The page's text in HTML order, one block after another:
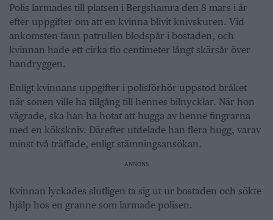
Polis larmades till platsen i Bergshamra den 8 mars i år
efter uppgifter om att en kvinna blivit knivskuren. Vid
ankomsten fann patrullen blodspår i bostaden, och
kvinnan hade ett cirka tio centimeter långt skärsår över
handryggen.
Enligt kvinnans uppgifter i polisförhör uppstod bråket
när sonen ville ha tillgång till hennes bilnycklar. När hon
vägrade, ska han ha hotat att hugga av henne fingrarna
med en kökskniv. Därefter utdelade han flera hugg, varav
minst två träffade, enligt stämningsansökan.
ANNONS
Kvinnan lyckades slutligen ta sig ut ur bostaden och sökte
hjälp hos en granne som larmade polisen.